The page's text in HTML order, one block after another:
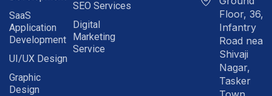
SaaS
Application
Development
UI/UX Design
Graphic
Design
SEO Services
Digital
Marketing
Service
Floor, 36,
Infantry
Road near
Shivaji
Nagar,
Tasker